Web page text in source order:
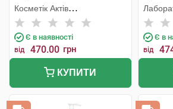
мл 1 флакон
Косметік Актів
Інтернаціональ
Є в наявності
від 470.00 грн
КУПИТИ
Є в
від